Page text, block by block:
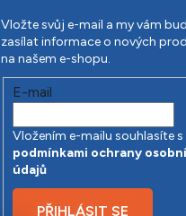
Vložte svůj e-mail a my vám
zasílat informace o nových
na našem e-shopu.
E-mail
Vložením e-mailu souhlasíte s
podmínkami ochrany
údajů
PŘIHLÁSIT SE